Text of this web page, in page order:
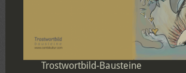
Trostwortbild-Bausteine